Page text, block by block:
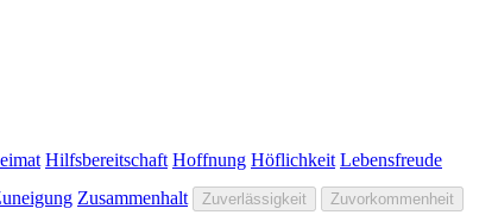
Hilfsbereitschaft Hoffnung Höflichkeit Lebensfreude
Zusammenhalt Zuverlässigkeit Zuvorkommenheit